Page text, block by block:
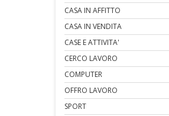
CASA IN AFFITTO
CASA IN VENDITA
CASE E ATTIVITA'
CERCO LAVORO
COMPUTER
OFFRO LAVORO
SPORT